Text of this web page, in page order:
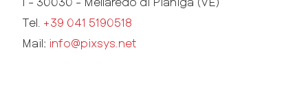
Tel. +39 041 5190518
Mail: info@pixsys.net